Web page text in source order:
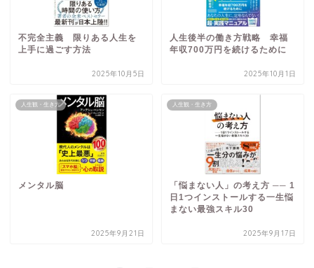
不完全主義 限りある人生を
上手に過ごす方法
2025年10月5日
人生後半の働き方戦略 幸福
年収700万円を続けるために
2025年10月1日
人生観・生き方
メンタル脳
2025年9月21日
人生観・生き方
「悩まない人」の考え方 ── 1
日1つインストールする一生悩
まない最強スキル30
2025年9月17日